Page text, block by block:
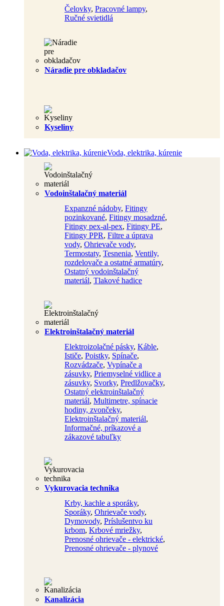
Čelovky, Pracovné lampy,
Ručné svietidlá
Náradie pre obkladačov
Kyseliny
Voda, elektrika, kúrenie
Vodoinštalačný materiál
Expanzné nádoby, Fitingy
pozinkované, Fitingy mosadzné,
Fitingy pex-al-pex, Fitingy PE,
Fitingy PPR, Filtre a úprava
vody, Ohrievače vody,
Termostaty, Tesnenia, Ventily,
rozdelovače a ostatné armatúry,
Ostatný vodoinštalačný
materiál, Tlakové hadice
Elektroinštalačný materiál
Elektroizolačné pásky, Káble,
Ističe, Poistky, Spínače,
Rozvádzače, Vypínače a
zásuvky, Priemyselné vidlice a
zásuvky, Svorky, Predlžovačky,
Ostatný elektroinštalačný
materiál, Multimetre, spínacie
hodiny, zvončeky,
Elektroinštalačný materiál,
Informačné, príkazové a
zákazové tabuľky
Vykurovacia technika
Krby, kachle a sporáky,
Sporáky, Ohrievače vody,
Dymovody, Príslušentvo ku
krbom, Krbové mriežky,
Prenosné ohrievače - elektrické,
Prenosné ohrievače - plynové
Kanalizácia